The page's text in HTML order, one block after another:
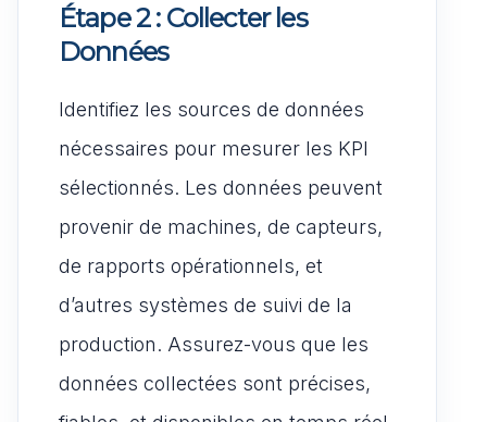
Étape 2 : Collecter les
Données
Identifiez les sources de données
nécessaires pour mesurer les KPI
sélectionnés. Les données peuvent
provenir de machines, de capteurs,
de rapports opérationnels, et
d’autres systèmes de suivi de la
production. Assurez-vous que les
données collectées sont précises,